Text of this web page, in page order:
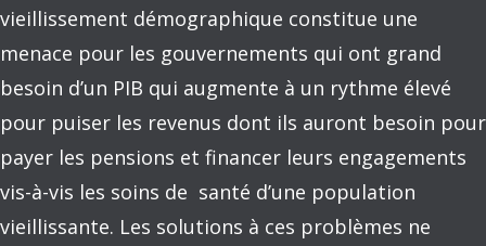
vieillissement démographique constitue une
menace pour les gouvernements qui ont grand
besoin d’un PIB qui augmente à un rythme élevé
pour puiser les revenus dont ils auront besoin pour
payer les pensions et financer leurs engagements
vis-à-vis les soins de santé d’une population
vieillissante. Les solutions à ces problèmes ne